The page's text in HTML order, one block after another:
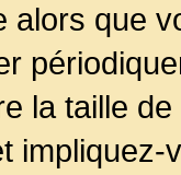
alors que
la taille